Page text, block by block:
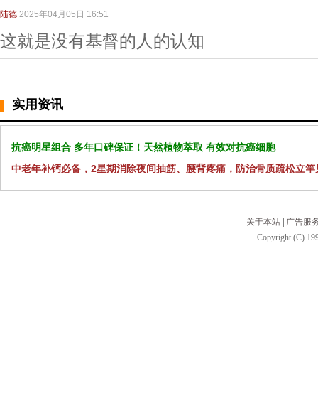
陆德 2025年04月05日 16:51
这就是没有基督的人的认知
实用资讯
抗癌明星组合 多年口碑保证！天然植物萃取 有效对抗癌细胞
中老年补钙必备，2星期消除夜间抽筋、腰背疼痛，防治骨质疏松立竿
关于本站
广告服
Copyright (C)